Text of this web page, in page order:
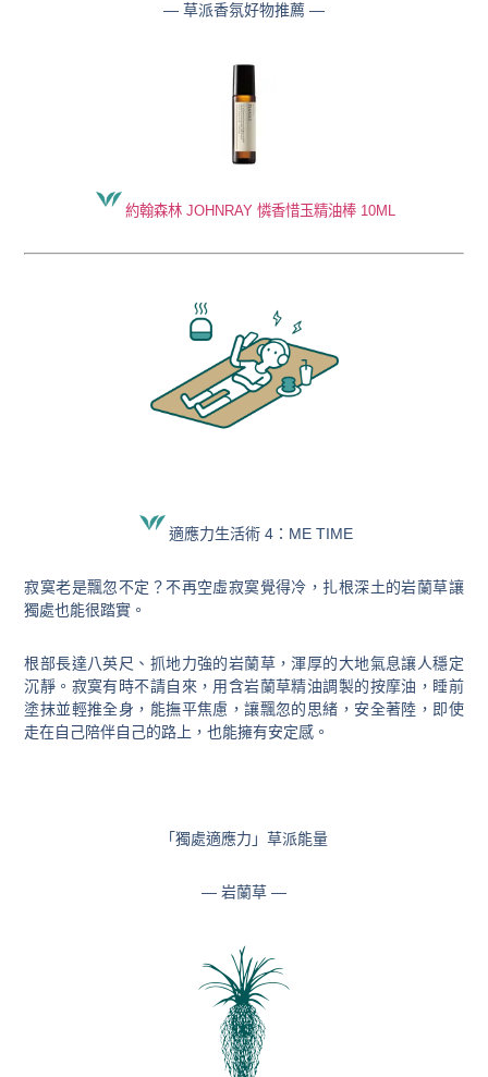
— 草派香氛好物推薦 —
約翰森林 JOHNRAY 憐香惜玉精油棒 10ML
適應力生活術 4：ME TIME
寂寞老是飄忽不定？不再空虛寂寞覺得冷，扎根深土的岩蘭草讓
獨處也能很踏實。
根部長達八英尺、抓地力強的岩蘭草，渾厚的大地氣息讓人穩定
沉靜。寂寞有時不請自來，用含岩蘭草精油調製的按摩油，睡前
塗抹並輕推全身，能撫平焦慮，讓飄忽的思緒，安全著陸，即使
走在自己陪伴自己的路上，也能擁有安定感。
「獨處適應力」草派能量
— 岩蘭草 —